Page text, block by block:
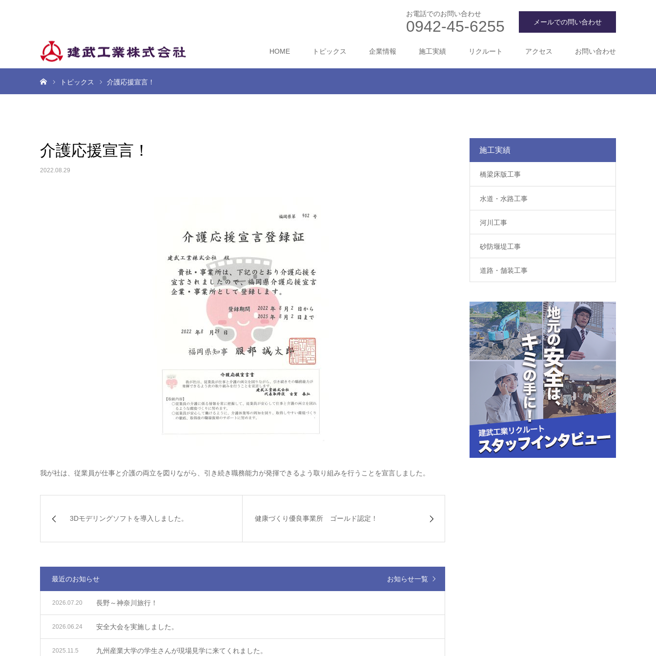
お電話でのお問い合わせ
0942-45-6255 メールでの問い合わせ
HOME トピックス 企業情報 施工実績 リクルート アクセス お問い合わせ
トピックス 介護応援宣言！
介護応援宣言！
2022.08.29
我が社は、従業員が仕事と介護の両立を図りながら、引き続き職務能力が発揮できるよう取り組みを行うことを宣言しました。
3Dモデリングソフトを導入しました。 健康づくり優良事業所 ゴールド認定！
最近のお知らせ お知らせ一覧
長野～神奈川旅行！
2026.07.20
安全大会を実施しました。
2026.06.24
九州産業大学の学生さんが現場見学に来てくれました。
2025.11.5
施工実績
橋梁床版工事
水道・水路工事
河川工事
砂防堰堤工事
道路・舗装工事